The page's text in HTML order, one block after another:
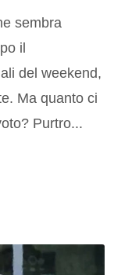
sembra
il
del weekend,
Ma quanto ci
Purtro...